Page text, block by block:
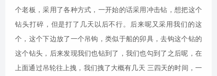
个老板，采用了各种方式，一开始的话采用冲击钻，想把这个
钻头打碎，但是打了几天以后不行。后来呢又采用我们的这
个，这个下边放了一个吊钩，类似于船的卯具，去钩这个钻的
这个钻头，后来发现我们也钻到了，我们也勾到了之后呢，在
上面通过吊轮往上拽，我们拽了大概有几天 三四天的时间，一